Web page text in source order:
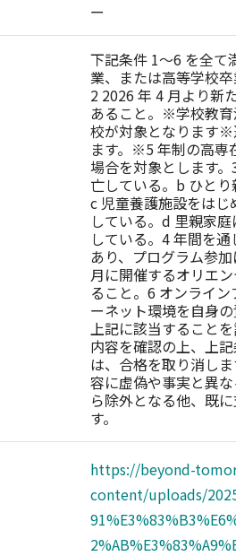
ー
下記条件 1～6 を全て
業、または高等学校
2 2026 年 4 月より新
あること。※学校教
校が対象となります※
ます。※5 年制の高専
場合を対象とします
亡している。b ひとり
c 児童養護施設をは
している。d 里親家
している。4 年間を
あり、プログラム参
月に開催するオリエ
ること。6 オンライ
ーネット環境を自身
上記に該当すること
内容を確認の上、上
は、合格を取り消し
容に虚偽や事実と異
ら除外となる他、既
す。
https://beyond-
content/uploads/